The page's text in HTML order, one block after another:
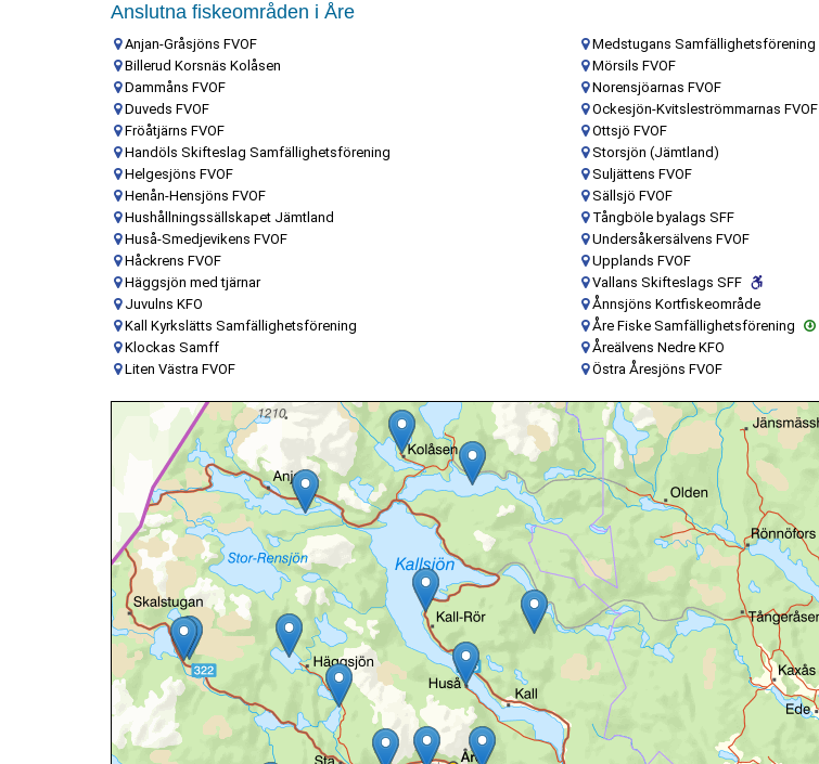
Anslutna fiskeområden i Åre
Anjan-Gråsjöns FVOF
Billerud Korsnäs Kolåsen
Dammåns FVOF
Duveds FVOF
Fröåtjärns FVOF
Handöls Skifteslag Samfällighetsförening
Helgesjöns FVOF
Henån-Hensjöns FVOF
Hushållningssällskapet Jämtland
Huså-Smedjevikens FVOF
Håckrens FVOF
Häggsjön med tjärnar
Juvulns KFO
Kall Kyrkslätts Samfällighetsförening
Klockas Samff
Liten Västra FVOF
Medstugans Samfällighetsförening
Mörsils FVOF
Norensjöarnas FVOF
Ockesjön-Kvitsleströmmarnas FVOF
Ottsjö FVOF
Storsjön (Jämtland)
Suljättens FVOF
Sällsjö FVOF
Tångböle byalags SFF
Undersåkersälvens FVOF
Upplands FVOF
Vallans Skifteslags SFF
Ånnsjöns Kortfiskeområde
Åre Fiske Samfällighetsförening
Åreälvens Nedre KFO
Östra Åresjöns FVOF